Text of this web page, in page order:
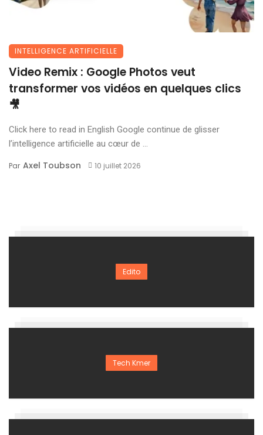
INTELLIGENCE ARTIFICIELLE
Video Remix : Google Photos veut
transformer vos vidéos en quelques clics
🎥
Click here to read in English Google continue de glisser
l’intelligence artificielle au cœur de ...
Par Axel Toubson 10 juillet 2026
Edito
Tech Kmer